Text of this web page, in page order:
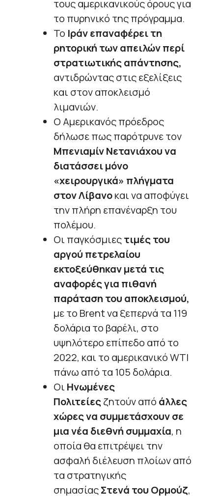
τους αμερικανικούς όρους για
το πυρηνικό της πρόγραμμα.
Το Ιράν επαναφέρει τη
ρητορική των απειλών περί
στρατιωτικής απάντησης,
αντιδρώντας στις εξελίξεις
και στον αποκλεισμό
λιμανιών.
Ο Αμερικανός πρόεδρος
δήλωσε πως παρότρυνε τον
Μπενιαμίν Νετανιάχου να
διατάσσει μόνο
«χειρουργικά» πλήγματα
στον Λίβανοκαι να αποφύγει
την πλήρη επανέναρξη του
πολέμου.
Οι παγκόσμιεςτιμές του
αργού πετρελαίου
εκτοξεύθηκαν μετά τις
αναφορές για πιθανή
παράταση του αποκλεισμού,
με το Brent να ξεπερνά τα 119
δολάρια το βαρέλι, στο
υψηλότερο επίπεδο από το
2022, και το αμερικανικό WTI
πάνω από τα 105 δολάρια.
Οι Ηνωμένες
Πολιτείεςζητούν από άλλες
χώρες να συμμετάσχουν σε
μια νέα διεθνή συμμαχία, η
οποία θα επιτρέψει την
ασφαλή διέλευση πλοίων από
τα στρατηγικής
σημασίαςΣτενά του Ορμούζ,